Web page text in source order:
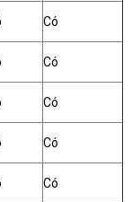
Có
Có
Có
Có
Có